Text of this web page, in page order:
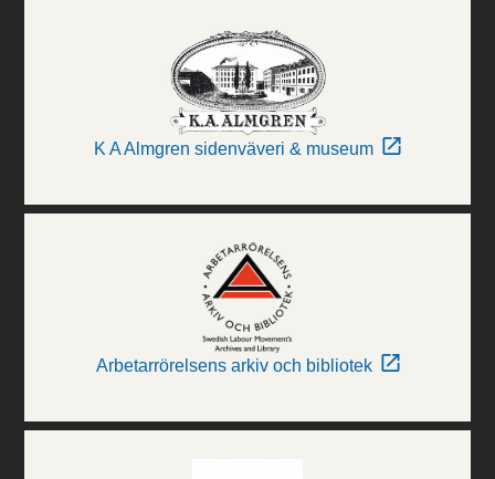
K A Almgren sidenväveri & museum
Arbetarrörelsens arkiv och bibliotek